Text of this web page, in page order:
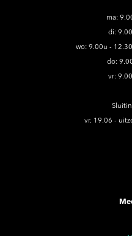
ma:
di:
wo: 9.00u -
do:
vr:
vr. 19.06 -